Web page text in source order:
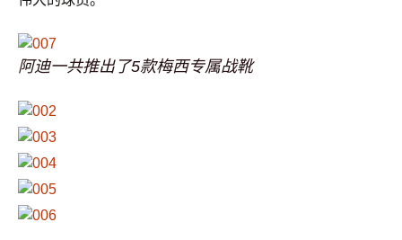
阿迪一共推出了5款梅西专属战靴